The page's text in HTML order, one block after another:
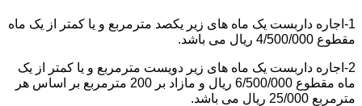
1-اجاره داربست یک ماه های زیر یکصد مترمربع و یا کمتر از یک ماه
مقطوع 4/500/000 ریال می باشد.
2-اجاره داربست یک ماه های زیر دویست مترمربع و یا کمتر از یک
ماه مقطوع 6/500/000 ریال و مازاد بر 200 مترمربع بر اساس هر
مترمربع 25/000 ریال می باشد.